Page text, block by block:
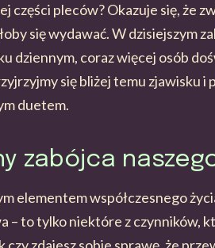
części pleców? Okazuje się, że
się wydawać. W dzisiejszym
dziennym, coraz więcej osób
się bliżej temu zjawisku i
duetem.
zabójca
elementem współczesnego
– to tylko niektóre z czynników,